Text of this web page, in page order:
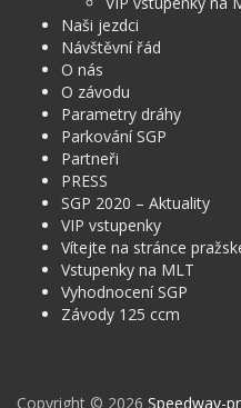
Naši jezdci
Návštěvní řád
O nás
O závodu
Parametry dráhy
Parkování SGP
Partneři
PRESS
SGP 2020 – Aktuality
VIP vstupenky
Vítejte na stránce
Vstupenky na MLT
Vyhodnocení SGP
Závody 125 ccm
Copyright © 2026 Speedway-